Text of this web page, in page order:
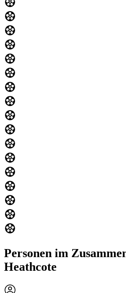
Personen im
Heathcote